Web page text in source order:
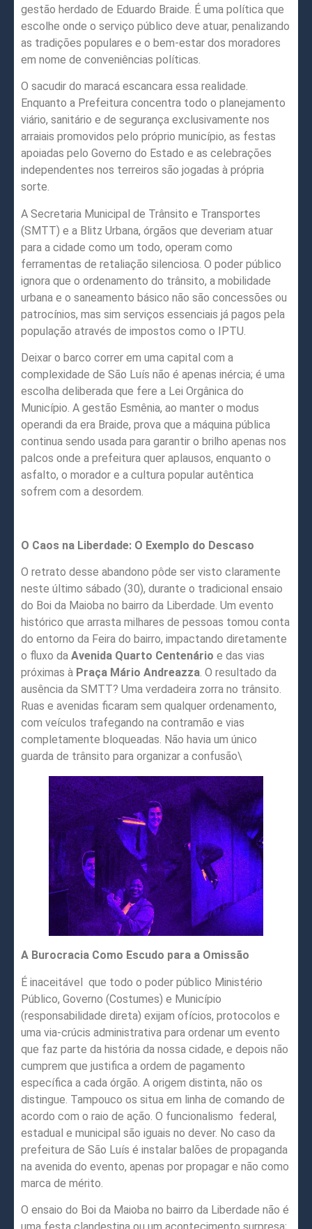
gestão herdado de Eduardo Braide. É uma política que
escolhe onde o serviço público deve atuar, penalizando
as tradições populares e o bem-estar dos moradores
em nome de conveniências políticas.
O sacudir do maracá escancara essa realidade.
Enquanto a Prefeitura concentra todo o planejamento
viário, sanitário e de segurança exclusivamente nos
arraiais promovidos pelo próprio município, as festas
apoiadas pelo Governo do Estado e as celebrações
independentes nos terreiros são jogadas à própria
sorte.
A Secretaria Municipal de Trânsito e Transportes
(SMTT) e a Blitz Urbana, órgãos que deveriam atuar
para a cidade como um todo, operam como
ferramentas de retaliação silenciosa. O poder público
ignora que o ordenamento do trânsito, a mobilidade
urbana e o saneamento básico não são concessões ou
patrocínios, mas sim serviços essenciais já pagos pela
população através de impostos como o IPTU.
Deixar o barco correr em uma capital com a
complexidade de São Luís não é apenas inércia; é uma
escolha deliberada que fere a Lei Orgânica do
Município. A gestão Esmênia, ao manter o modus
operandi da era Braide, prova que a máquina pública
continua sendo usada para garantir o brilho apenas nos
palcos onde a prefeitura quer aplausos, enquanto o
asfalto, o morador e a cultura popular autêntica
sofrem com a desordem.
O Caos na Liberdade: O Exemplo do Descaso
O retrato desse abandono pôde ser visto claramente
neste último sábado (30), durante o tradicional ensaio
do Boi da Maioba no bairro da Liberdade. Um evento
histórico que arrasta milhares de pessoas tomou conta
do entorno da Feira do bairro, impactando diretamente
o fluxo da Avenida Quarto Centenário e das vias
próximas à Praça Mário Andreazza. O resultado da
ausência da SMTT? Uma verdadeira zorra no trânsito.
Ruas e avenidas ficaram sem qualquer ordenamento,
com veículos trafegando na contramão e vias
completamente bloqueadas. Não havia um único
guarda de trânsito para organizar a confusão\
A Burocracia Como Escudo para a Omissão
É inaceitável que todo o poder público Ministério
Público, Governo (Costumes) e Município
(responsabilidade direta) exijam ofícios, protocolos e
uma via-crúcis administrativa para ordenar um evento
que faz parte da história da nossa cidade, e depois não
cumprem que justifica a ordem de pagamento
específica a cada órgão. A origem distinta, não os
distingue. Tampouco os situa em linha de comando de
acordo com o raio de ação. O funcionalismo federal,
estadual e municipal são iguais no dever. No caso da
prefeitura de São Luís é instalar balões de propaganda
na avenida do evento, apenas por propagar e não como
marca de mérito.
O ensaio do Boi da Maioba no bairro da Liberdade não é